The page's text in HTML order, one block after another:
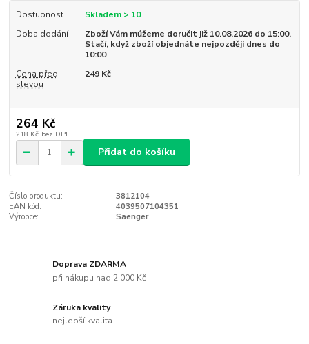
Dostupnost
Skladem > 10
Doba dodání
Zboží Vám můžeme doručit již 10.08.2026 do 15:00.
Stačí, když zboží objednáte nejpozději dnes do
10:00
Cena před
slevou
249 Kč
264 Kč
218 Kč bez DPH
Přidat do košíku
Číslo produktu:
3812104
EAN kód:
4039507104351
Výrobce:
Saenger
Doprava ZDARMA
při nákupu nad 2 000 Kč
Záruka kvality
nejlepší kvalita